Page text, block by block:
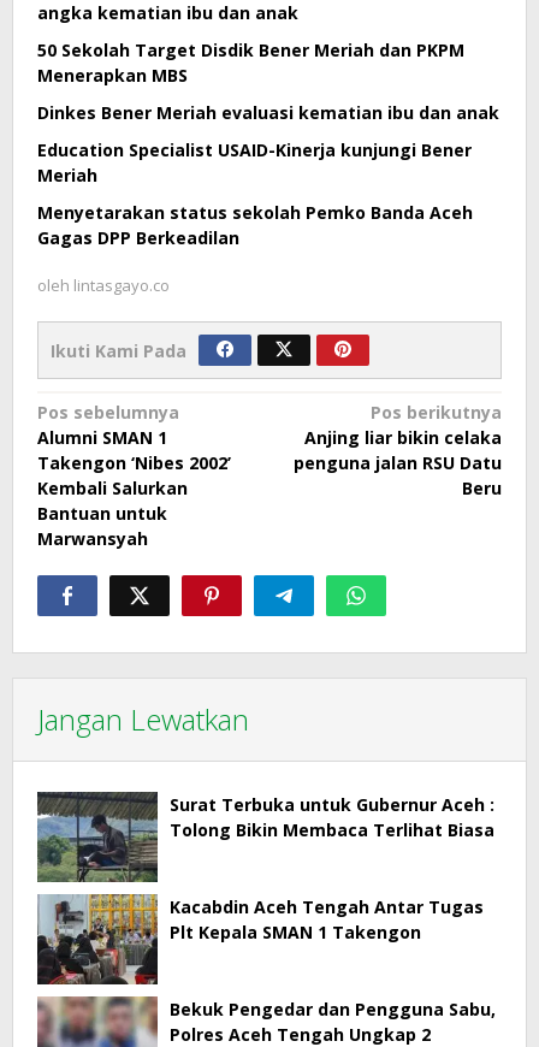
angka kematian ibu dan anak
50 Sekolah Target Disdik Bener Meriah dan PKPM
Menerapkan MBS
Dinkes Bener Meriah evaluasi kematian ibu dan anak
Education Specialist USAID-Kinerja kunjungi Bener
Meriah
Menyetarakan status sekolah Pemko Banda Aceh
Gagas DPP Berkeadilan
oleh lintasgayo.co
Ikuti Kami Pada
Navigasi
pos
Pos sebelumnya
Alumni SMAN 1
Takengon ‘Nibes 2002’
Kembali Salurkan
Bantuan untuk
Marwansyah
Pos berikutnya
Anjing liar bikin celaka
penguna jalan RSU Datu
Beru
Jangan Lewatkan
Surat Terbuka untuk Gubernur Aceh :
Tolong Bikin Membaca Terlihat Biasa
Kacabdin Aceh Tengah Antar Tugas
Plt Kepala SMAN 1 Takengon
Bekuk Pengedar dan Pengguna Sabu,
Polres Aceh Tengah Ungkap 2